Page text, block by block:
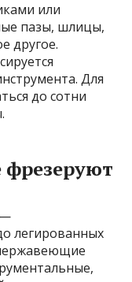
или
пазы, шлицы,
другое.
Для
до сотни
—
легированных